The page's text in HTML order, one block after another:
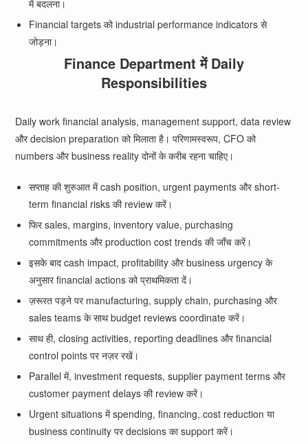
में बदलना।
Financial targets को industrial performance indicators से
जोड़ना।
Finance Department में Daily
Responsibilities
Daily work financial analysis, management support, data review
और decision preparation को मिलाता है। परिणामस्वरूप, CFO को
numbers और business reality दोनों के करीब रहना चाहिए।
सप्ताह की शुरुआत में cash position, urgent payments और short-
term financial risks की review करें।
फिर sales, margins, inventory value, purchasing
commitments और production cost trends की जाँच करें।
इसके बाद cash impact, profitability और business urgency के
अनुसार financial actions को प्राथमिकता दें।
ज़रूरत पड़ने पर manufacturing, supply chain, purchasing और
sales teams के साथ budget reviews coordinate करें।
साथ ही, closing activities, reporting deadlines और financial
control points पर नज़र रखें।
Parallel में, investment requests, supplier payment terms और
customer payment delays की review करें।
Urgent situations में spending, financing, cost reduction या
business continuity पर decisions का support करें।